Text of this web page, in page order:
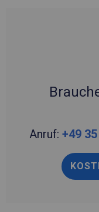
Anruf: +49